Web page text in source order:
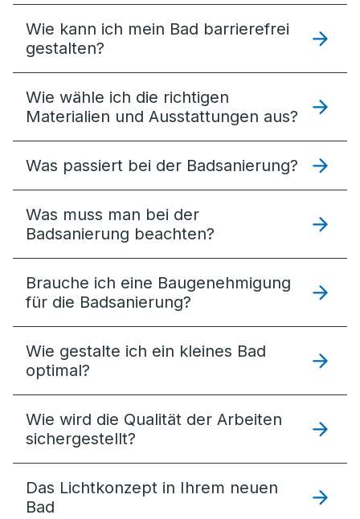
Wie kann ich mein Bad barrierefrei
gestalten?
Wie wähle ich die richtigen
Materialien und Ausstattungen aus?
Was passiert bei der Badsanierung?
Was muss man bei der
Badsanierung beachten?
Brauche ich eine Baugenehmigung
für die Badsanierung?
Wie gestalte ich ein kleines Bad
optimal?
Wie wird die Qualität der Arbeiten
sichergestellt?
Das Lichtkonzept in Ihrem neuen
Bad